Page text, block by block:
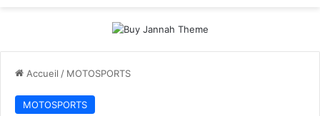
Accueil / MOTOSPORTS
MOTOSPORTS